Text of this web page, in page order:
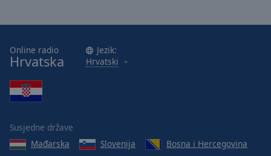
Online radio
Hrvatska
Jezik:
Hrvatski
Susjedne države
Mađarska
Slovenija
Bosna i Hercegovina